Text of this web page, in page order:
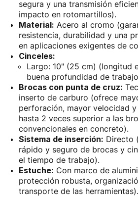
segura y una transmisión
impacto en rotomartillos).
Material: Acero al cromo
resistencia, durabilidad y una
en aplicaciones exigentes de
Cinceles:
Largo: 10" (25 cm) (longitud
buena profundidad de
Brocas con punta de cruz:
inserto de carburo (ofrece
perforación, mayor velocidad
hasta 2 veces superior a las
convencionales en concreto).
Sistema de inserción: Directo
rápido y seguro de brocas y
el tiempo de trabajo).
Estuche: Con marco de
protección robusta,
transporte de las herramientas).